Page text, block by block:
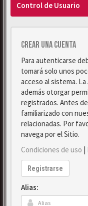
Control de Usuario
Crear una cuenta
Para autenticarse
tomará solo unos
acceso al sistema.
además otorgar
registrados. Antes
familiarizado con
relacionadas. Por
navega por el Sitio.
Condiciones de uso |
Registrarse
Alias: